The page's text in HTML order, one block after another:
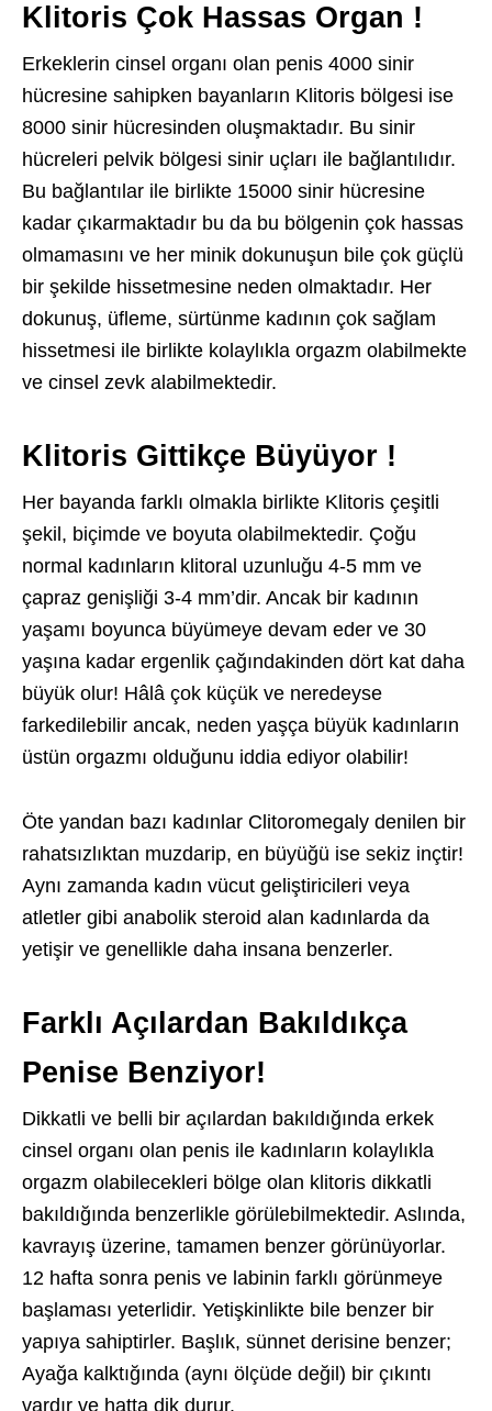
Klitoris Çok Hassas Organ !
Erkeklerin cinsel organı olan penis 4000 sinir
hücresine sahipken bayanların Klitoris bölgesi ise
8000 sinir hücresinden oluşmaktadır. Bu sinir
hücreleri pelvik bölgesi sinir uçları ile bağlantılıdır.
Bu bağlantılar ile birlikte 15000 sinir hücresine
kadar çıkarmaktadır bu da bu bölgenin çok hassas
olmamasını ve her minik dokunuşun bile çok güçlü
bir şekilde hissetmesine neden olmaktadır. Her
dokunuş, üfleme, sürtünme kadının çok sağlam
hissetmesi ile birlikte kolaylıkla orgazm olabilmekte
ve cinsel zevk alabilmektedir.
Klitoris Gittikçe Büyüyor !
Her bayanda farklı olmakla birlikte Klitoris çeşitli
şekil, biçimde ve boyuta olabilmektedir. Çoğu
normal kadınların klitoral uzunluğu 4-5 mm ve
çapraz genişliği 3-4 mm’dir. Ancak bir kadının
yaşamı boyunca büyümeye devam eder ve 30
yaşına kadar ergenlik çağındakinden dört kat daha
büyük olur! Hâlâ çok küçük ve neredeyse
farkedilebilir ancak, neden yaşça büyük kadınların
üstün orgazmı olduğunu iddia ediyor olabilir!
Öte yandan bazı kadınlar Clitoromegaly denilen bir
rahatsızlıktan muzdarip, en büyüğü ise sekiz inçtir!
Aynı zamanda kadın vücut geliştiricileri veya
atletler gibi anabolik steroid alan kadınlarda da
yetişir ve genellikle daha insana benzerler.
Farklı Açılardan Bakıldıkça
Penise Benziyor!
Dikkatli ve belli bir açılardan bakıldığında erkek
cinsel organı olan penis ile kadınların kolaylıkla
orgazm olabilecekleri bölge olan klitoris dikkatli
bakıldığında benzerlikle görülebilmektedir. Aslında,
kavrayış üzerine, tamamen benzer görünüyorlar.
12 hafta sonra penis ve labinin farklı görünmeye
başlaması yeterlidir. Yetişkinlikte bile benzer bir
yapıya sahiptirler. Başlık, sünnet derisine benzer;
Ayağa kalktığında (aynı ölçüde değil) bir çıkıntı
vardır ve hatta dik durur.